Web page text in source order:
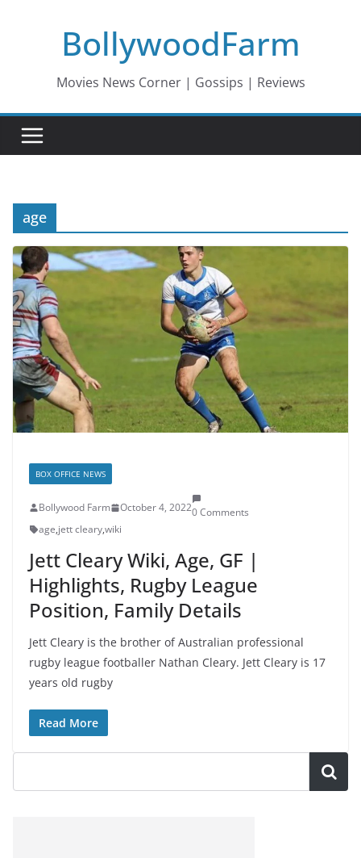
BollywoodFarm
Movies News Corner | Gossips | Reviews
age
BOX OFFICE NEWS
Bollywood Farm October 4, 20220 Comments
age,jett cleary,wiki
Jett Cleary Wiki, Age, GF |
Highlights, Rugby League
Position, Family Details
Jett Cleary is the brother of Australian professional
rugby league footballer Nathan Cleary. Jett Cleary is 17
years old rugby
Read More